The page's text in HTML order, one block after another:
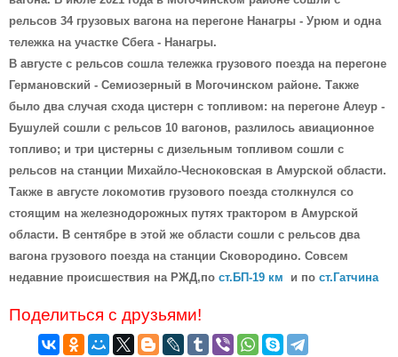
рельсов 34 грузовых вагона на перегоне Нанагры - Урюм и одна
тележка на участке Сбега - Нанагры.
В августе с рельсов сошла тележка грузового поезда на перегоне
Германовский - Семиозерный в Могочинском районе. Также
было два случая схода цистерн с топливом: на перегоне Алеур -
Бушулей сошли с рельсов 10 вагонов, разлилось авиационное
топливо; и три цистерны с дизельным топливом сошли с
рельсов на станции Михайло-Чесноковская в Амурской области.
Также в августе локомотив грузового поезда столкнулся со
стоящим на железнодорожных путях трактором в Амурской
области. В сентябре в этой же области сошли с рельсов два
вагона грузового поезда на станции Сковородино. Совсем
недавние происшествия на РЖД,по ст.БП-19 км и по ст.Гатчина
Поделиться с друзьями!